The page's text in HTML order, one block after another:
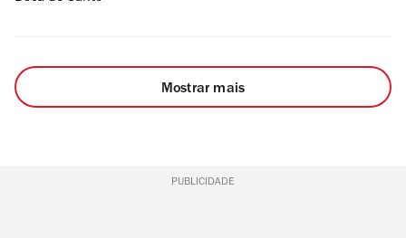
Mostrar mais
PUBLICIDADE